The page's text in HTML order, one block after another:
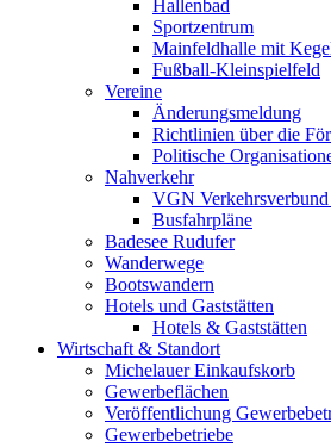
Hallenbad
Sportzentrum
Mainfeldhalle mit
Fußball-Kleinspielfeld
Vereine
Änderungsmeldung
Richtlinien über die
Politische
Nahverkehr
VGN
Busfahrpläne
Badesee Rudufer
Wanderwege
Bootswandern
Hotels und Gaststätten
Hotels & Gaststätten
Wirtschaft & Standort
Michelauer Einkaufskorb
Gewerbeflächen
Veröffentlichung
Gewerbebetriebe